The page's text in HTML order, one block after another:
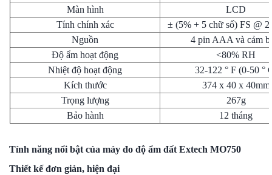
Màn hình
LCD
Tính chính xác
± (5% + 5 chữ số) FS @
Nguồn
4 pin AAA và cảm
Độ ẩm hoạt động
<80% RH
Nhiệt độ hoạt động
32-122 ° F (0-50 °
Kích thước
374 x 40 x 40mm
Trọng lượng
267g
Bảo hành
12 tháng
Tính năng nổi bật của máy đo độ ẩm đất Extech MO750
Thiết kế đơn giản, hiện đại